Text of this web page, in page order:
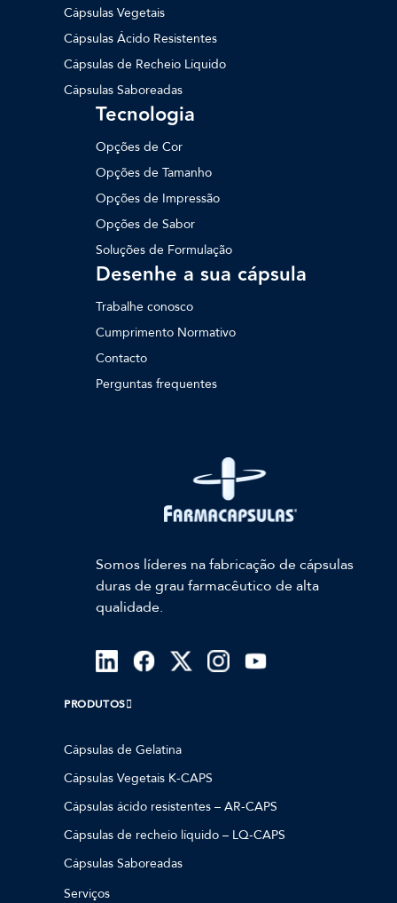
Cápsulas Vegetais
Cápsulas Ácido Resistentes
Cápsulas de Recheio Líquido
Cápsulas Saboreadas
Tecnologia
Opções de Cor
Opções de Tamanho
Opções de Impressão
Opções de Sabor
Soluções de Formulação
Desenhe a sua cápsula
Trabalhe conosco
Cumprimento Normativo
Contacto
Perguntas frequentes
Somos líderes na fabricação de cápsulas
duras de grau farmacêutico de alta
qualidade.
PRODUTOS
Cápsulas de Gelatina
Cápsulas Vegetais K-CAPS
Cápsulas ácido resistentes – AR-CAPS
Cápsulas de recheio líquido – LQ-CAPS
Cápsulas Saboreadas
Serviços